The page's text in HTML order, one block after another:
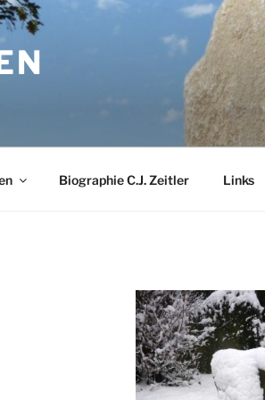
Biographie C.J. Zeitler Links